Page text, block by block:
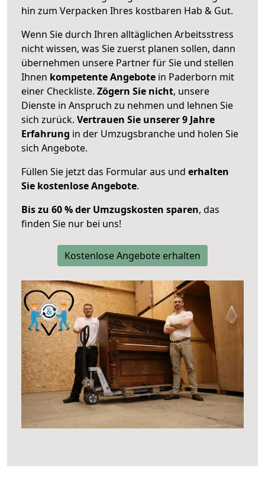
hin zum Verpacken Ihres kostbaren Hab & Gut.
Wenn Sie durch Ihren alltäglichen Arbeitsstress
nicht wissen, was Sie zuerst planen sollen, dann
übernehmen unsere Partner für Sie und stellen
Ihnen kompetente Angebote in Paderborn mit
einer Checkliste. Zögern Sie nicht, unsere
Dienste in Anspruch zu nehmen und lehnen Sie
sich zurück. Vertrauen Sie unserer 9 Jahre
Erfahrung in der Umzugsbranche und holen Sie
sich Angebote.
Füllen Sie jetzt das Formular aus und erhalten
Sie kostenlose Angebote.
Bis zu 60 % der Umzugskosten sparen, das
finden Sie nur bei uns!
Kostenlose Angebote erhalten